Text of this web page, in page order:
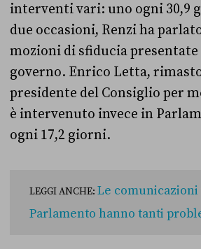
interventi vari: uno ogni 30,9
due occasioni, Renzi ha
mozioni di sfiducia
governo. Enrico Letta,
presidente del Consiglio per
è intervenuto invece in
ogni 17,2 giorni.
LEGGI ANCHE: Le
Parlamento hanno tanti